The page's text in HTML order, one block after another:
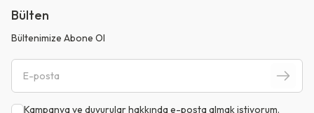
Bülten
Bültenimize Abone Ol
Kampanya ve duyurular hakkında e-posta almak istiyorum.